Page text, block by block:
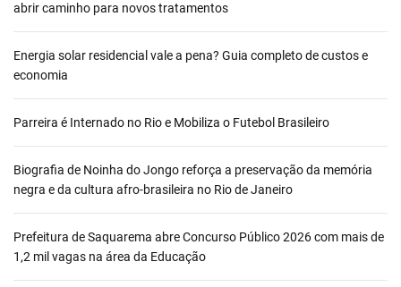
abrir caminho para novos tratamentos
Energia solar residencial vale a pena? Guia completo de custos e
economia
Parreira é Internado no Rio e Mobiliza o Futebol Brasileiro
Biografia de Noinha do Jongo reforça a preservação da memória
negra e da cultura afro-brasileira no Rio de Janeiro
Prefeitura de Saquarema abre Concurso Público 2026 com mais de
1,2 mil vagas na área da Educação